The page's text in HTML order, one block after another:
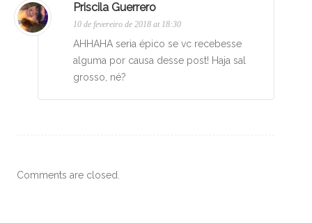
Priscila Guerrero
10 de fevereiro de 2018 at 18:30
AHHAHA seria épico se vc recebesse
alguma por causa desse post! Haja sal
grosso, né?
Comments are closed.